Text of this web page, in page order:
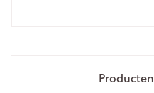
Producten